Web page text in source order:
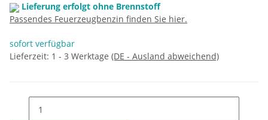
Lieferung erfolgt ohne Brennstoff
Passendes Feuerzeugbenzin finden Sie hier.
sofort verfügbar
Lieferzeit: 1 - 3 Werktage (DE - Ausland abweichend)